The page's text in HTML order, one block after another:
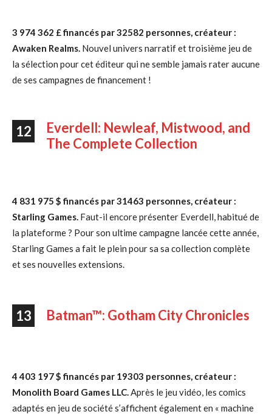
3 974 362 £ financés par 32582 personnes, créateur :
Awaken Realms. Nouvel univers narratif et troisième jeu de
la sélection pour cet éditeur qui ne semble jamais rater aucune
de ses campagnes de financement !
12
Everdell: Newleaf, Mistwood, and
The Complete Collection
4 831 975 $ financés par 31463 personnes, créateur :
Starling Games. Faut-il encore présenter Everdell, habitué de
la plateforme ? Pour son ultime campagne lancée cette année,
Starling Games a fait le plein pour sa sa collection complète
et ses nouvelles extensions.
13 Batman™: Gotham City Chronicles
4 403 197 $ financés par 19303 personnes, créateur :
Monolith Board Games LLC. Après le jeu vidéo, les comics
adaptés en jeu de société s’affichent également en « machine